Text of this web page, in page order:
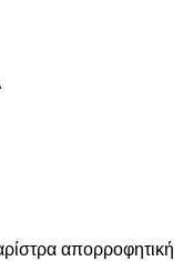
απορροφητική